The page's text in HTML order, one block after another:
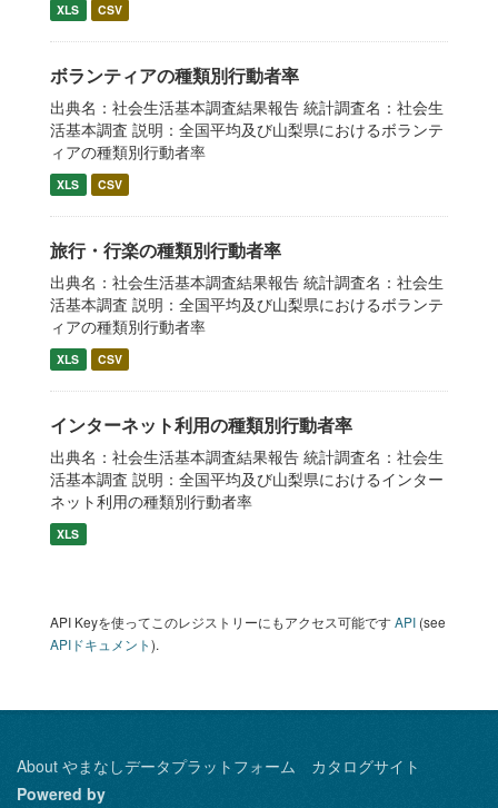
XLS CSV
ボランティアの種類別行動者率
出典名：社会生活基本調査結果報告 統計調査名：社会生
活基本調査 説明：全国平均及び山梨県におけるボランテ
ィアの種類別行動者率
XLS CSV
旅行・行楽の種類別行動者率
出典名：社会生活基本調査結果報告 統計調査名：社会生
活基本調査 説明：全国平均及び山梨県におけるボランテ
ィアの種類別行動者率
XLS CSV
インターネット利用の種類別行動者率
出典名：社会生活基本調査結果報告 統計調査名：社会生
活基本調査 説明：全国平均及び山梨県におけるインター
ネット利用の種類別行動者率
XLS
API Keyを使ってこのレジストリーにもアクセス可能ですAPI (see
APIドキュメント).
About やまなしデータプラットフォーム カタログサイト
Powered by